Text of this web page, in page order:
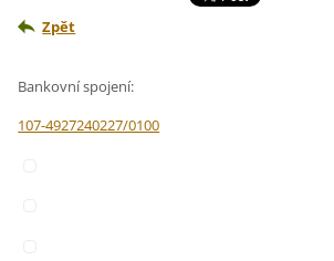
Zpět
Bankovní spojení:
107-4927240227/0100